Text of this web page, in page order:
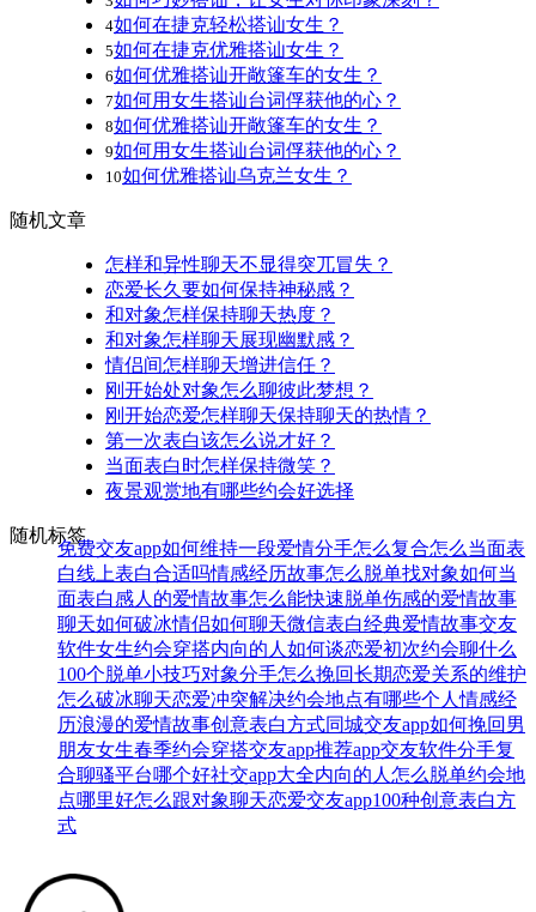
4如何在捷克轻松搭讪女生？
5如何在捷克优雅搭讪女生？
6如何优雅搭讪开敞篷车的女生？
7如何用女生搭讪台词俘获他的心？
8如何优雅搭讪开敞篷车的女生？
9如何用女生搭讪台词俘获他的心？
10如何优雅搭讪乌克兰女生？
随机文章
怎样和异性聊天不显得突兀冒失？
恋爱长久要如何保持神秘感？
和对象怎样保持聊天热度？
和对象怎样聊天展现幽默感？
情侣间怎样聊天增进信任？
刚开始处对象怎么聊彼此梦想？
刚开始恋爱怎样聊天保持聊天的热情？
第一次表白该怎么说才好？
当面表白时怎样保持微笑？
夜景观赏地有哪些约会好选择
随机标签
免费交友app如何维持一段爱情分手怎么复合怎么当面表
白线上表白合适吗情感经历故事怎么脱单找对象如何当
面表白感人的爱情故事怎么能快速脱单伤感的爱情故事
聊天如何破冰情侣如何聊天微信表白经典爱情故事交友
软件女生约会穿搭内向的人如何谈恋爱初次约会聊什么
100个脱单小技巧对象分手怎么挽回长期恋爱关系的维护
怎么破冰聊天恋爱冲突解决约会地点有哪些个人情感经
历浪漫的爱情故事创意表白方式同城交友app如何挽回男
朋友女生春季约会穿搭交友app推荐app交友软件分手复
合聊骚平台哪个好社交app大全内向的人怎么脱单约会地
点哪里好怎么跟对象聊天恋爱交友app100种创意表白方
式